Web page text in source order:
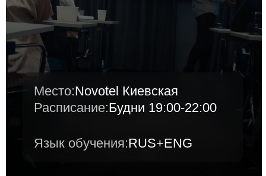
Андрей Симонов